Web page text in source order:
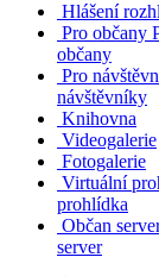
Hlášení
Pro občany
občany
Pro
návštěvníky
Knihovna
Videogalerie
Fotogalerie
Virtuální
prohlídka
Občan
server